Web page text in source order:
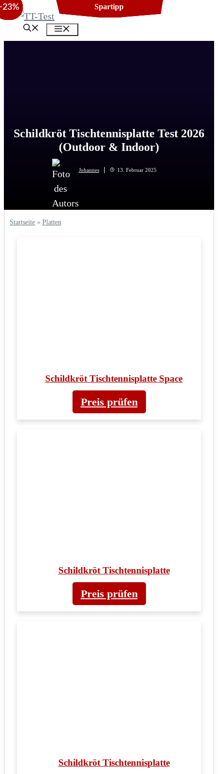
Zum
Inhalt
springen
Schildkröt Tischtennisplatte Test 2026
(Outdoor & Indoor)
Johannes 13. Februar 2025
Startseite » Platten
Schildkröt Tischtennisplatte Space
Preis prüfen
Schildkröt Tischtennisplatte
Preis prüfen
Schildkröt Tischtennisplatte